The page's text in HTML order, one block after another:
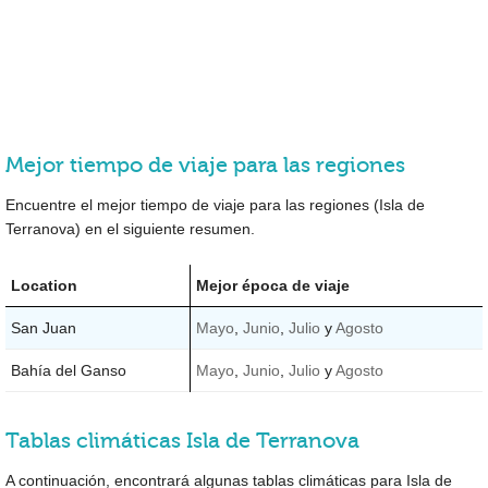
Mejor tiempo de viaje para las regiones
Encuentre el mejor tiempo de viaje para las regiones (Isla de
Terranova) en el siguiente resumen.
Location Mejor época de viaje
San Juan Mayo Junio Julio yAgosto
Bahía del Ganso Mayo Junio Julio yAgosto
Tablas climáticas Isla de Terranova
A continuación, encontrará algunas tablas climáticas para Isla de